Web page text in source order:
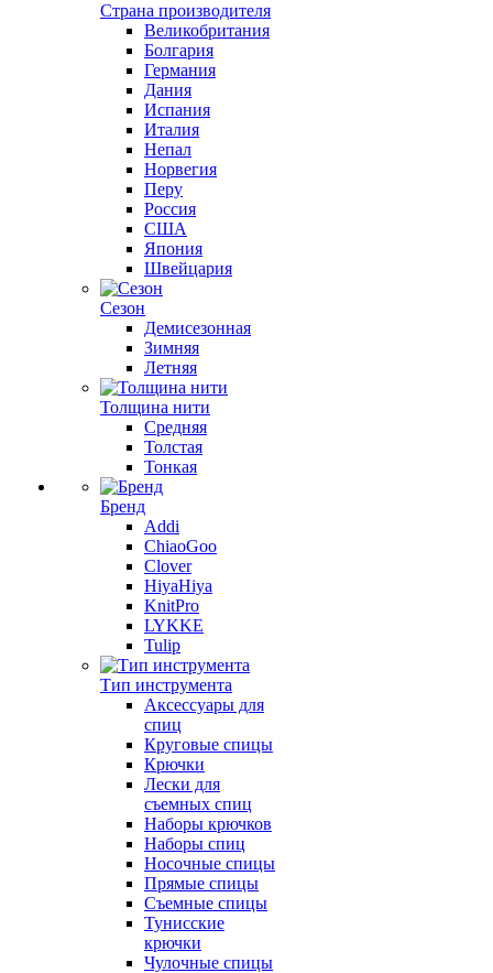
Страна производителя
Великобритания
Болгария
Германия
Дания
Испания
Италия
Непал
Норвегия
Перу
Россия
США
Япония
Швейцария
Сезон
Демисезонная
Зимняя
Летняя
Толщина нити
Средняя
Толстая
Тонкая
Бренд
Addi
ChiaoGoo
Clover
HiyaHiya
KnitPro
LYKKE
Tulip
Тип инструмента
Аксессуары для
спиц
Круговые спицы
Крючки
Лески для
съемных спиц
Наборы крючков
Наборы спиц
Носочные спицы
Прямые спицы
Съемные спицы
Тунисские
крючки
Чулочные спицы